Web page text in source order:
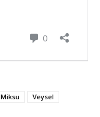
Miksu Veysel